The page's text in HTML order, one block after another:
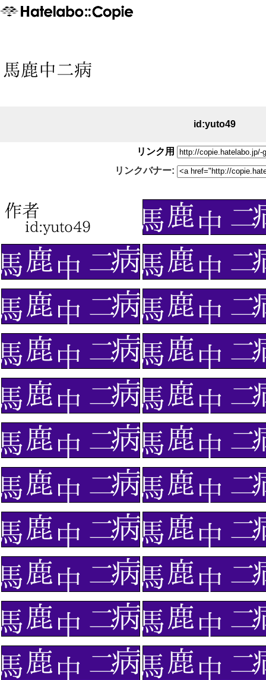
id:yuto49
リンク用
リンクバナー: